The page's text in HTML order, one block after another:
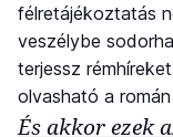
félretájékoztatás
veszélybe
terjessz
olvasható a
És akkor ezek